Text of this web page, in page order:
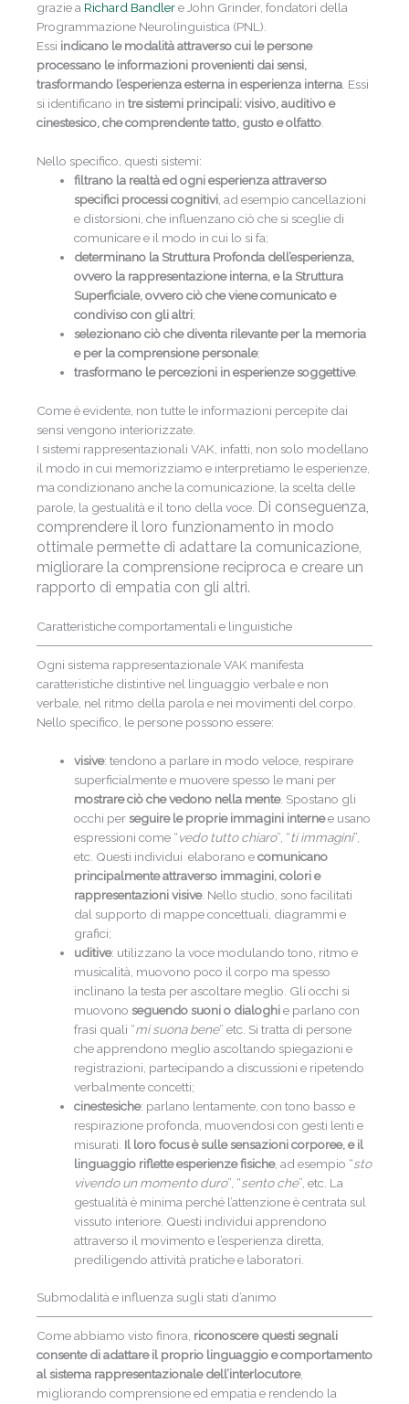
grazie a Richard Bandlere John Grinder, fondatori della
Programmazione Neurolinguistica (PNL).
Essi indicano le modalità attraverso cui le persone
processano le informazioni provenienti dai sensi,
trasformando l’esperienza esterna in esperienza interna. Essi
si identificano in tre sistemi principali: visivo, auditivo e
cinestesico, che comprendente tatto, gusto e olfatto.
Nello specifico, questi sistemi:
filtrano la realtà ed ogni esperienza attraverso
specifici processi cognitivi, ad esempio cancellazioni
e distorsioni, che influenzano ciò che si sceglie di
comunicare e il modo in cui lo si fa;
determinano la Struttura Profonda dell’esperienza,
ovvero la rappresentazione interna, e la Struttura
Superficiale, ovvero ciò che viene comunicato e
condiviso con gli altri;
selezionano ciò che diventa rilevante per la memoria
e per la comprensione personale;
trasformano le percezioni in esperienze soggettive.
Come è evidente, non tutte le informazioni percepite dai
sensi vengono interiorizzate.
I sistemi rappresentazionali VAK, infatti, non solo modellano
il modo in cui memorizziamo e interpretiamo le esperienze,
ma condizionano anche la comunicazione, la scelta delle
parole, la gestualità e il tono della voce. Di conseguenza,
comprendere il loro funzionamento in modo
ottimale permette di adattare la comunicazione,
migliorare la comprensione reciproca e creare un
rapporto di empatia con gli altri.
Caratteristiche comportamentali e linguistiche
Ogni sistema rappresentazionale VAK manifesta
caratteristiche distintive nel linguaggio verbale e non
verbale, nel ritmo della parola e nei movimenti del corpo.
Nello specifico, le persone possono essere:
visive: tendono a parlare in modo veloce, respirare
superficialmente e muovere spesso le mani per
mostrare ciò che vedono nella mente. Spostano gli
occhi perseguire le proprie immagini internee usano
espressioni come “vedo tutto chiaro”, “ti immagini”,
etc. Questi individui elaborano ecomunicano
principalmente attraverso immagini, colori e
rappresentazioni visive. Nello studio, sono facilitati
dal supporto di mappe concettuali, diagrammi e
grafici;
uditive: utilizzano la voce modulando tono, ritmo e
musicalità, muovono poco il corpo ma spesso
inclinano la testa per ascoltare meglio. Gli occhi si
muovonoseguendo suoni o dialoghie parlano con
frasi quali “mi suona bene” etc. Si tratta di persone
che apprendono meglio ascoltando spiegazioni e
registrazioni, partecipando a discussioni e ripetendo
verbalmente concetti;
cinestesiche: parlano lentamente, con tono basso e
respirazione profonda, muovendosi con gesti lenti e
misurati. Il loro focus è sulle sensazioni corporee, e il
linguaggio riflette esperienze fisiche, ad esempio “sto
vivendo un momento duro”, “sento che”, etc. La
gestualità è minima perché l’attenzione è centrata sul
vissuto interiore. Questi individui apprendono
attraverso il movimento e l’esperienza diretta,
prediligendo attività pratiche e laboratori.
Submodalità e influenza sugli stati d’animo
Come abbiamo visto finora, riconoscere questi segnali
consente di adattare il proprio linguaggio e comportamento
al sistema rappresentazionale dell’interlocutore,
migliorando comprensione ed empatia e rendendo la